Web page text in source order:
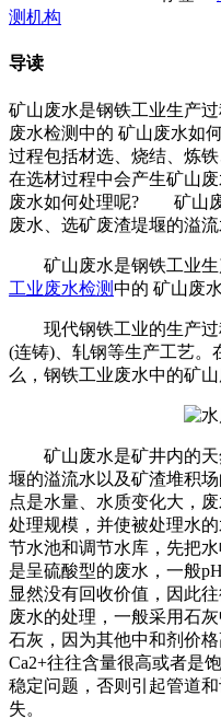
测机构
导读
矿山废水是钢铁工业生产
废水检测中的 矿山废水
过程包括材选、烧结、炼
在选材过程中会产生矿山
废水如何处理呢? 矿山废
废水、选矿废渣堤堰的溢
矿山废水是钢铁工业生
工业废水检测中的 矿山废
现代钢铁工业的生产过
(连铸)、轧钢等生产工艺。
么，钢铁工业废水中的矿
矿山废水是矿井内的天
堰的溢流水以及矿渣堆积
点是水量、水质变化大，
处理规模，并使被处理水
节水池和调节水库，先把
是呈硫酸型的废水，一般
显然没有回收价值，因此
废水的处理，一般采用石
石灰，因为其他中和剂价
Ca2+往往含量很高或者是
稳定问题，否则引起管道
失。